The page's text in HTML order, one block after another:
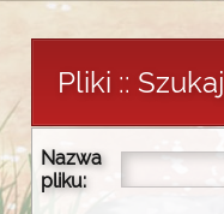
Pliki :: Szukaj
Nazwa
pliku: